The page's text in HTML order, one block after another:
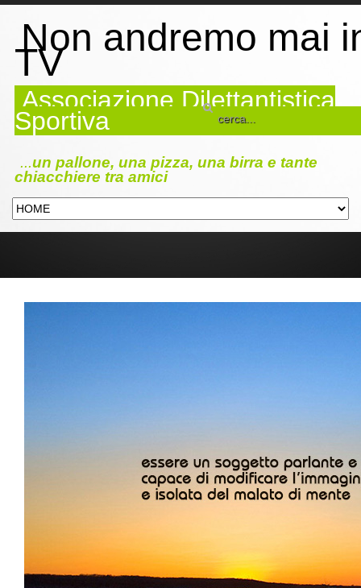
Non andremo mai
TV
Associazione Dilettantistica
Sportiva
...un pallone, una pizza, una birra e tante
chiacchiere tra amici